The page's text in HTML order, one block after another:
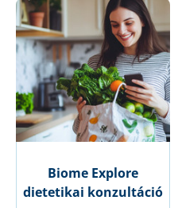
Biome Explore
dietetikai konzultáció